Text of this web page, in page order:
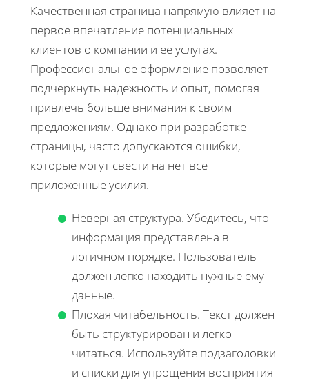
Качественная страница напрямую влияет на
первое впечатление потенциальных
клиентов о компании и ее услугах.
Профессиональное оформление позволяет
подчеркнуть надежность и опыт, помогая
привлечь больше внимания к своим
предложениям. Однако при разработке
страницы, часто допускаются ошибки,
которые могут свести на нет все
приложенные усилия.
Неверная структура. Убедитесь, что
информация представлена в
логичном порядке. Пользователь
должен легко находить нужные ему
данные.
Плохая читабельность. Текст должен
быть структурирован и легко
читаться. Используйте подзаголовки
и списки для упрощения восприятия